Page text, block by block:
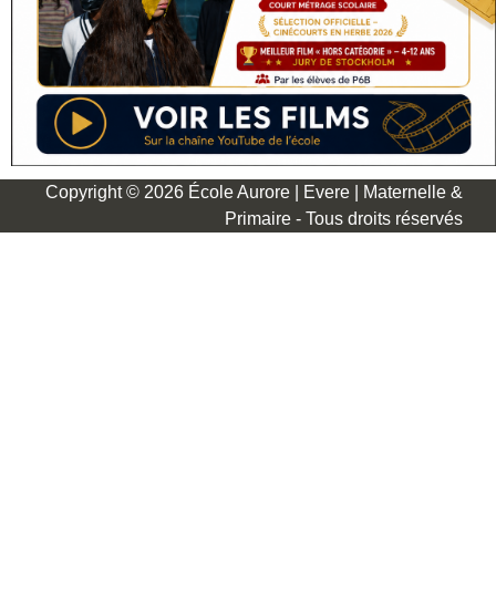
Copyright © 2026 École Aurore | Evere | Maternelle &
Primaire - Tous droits réservés